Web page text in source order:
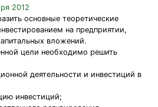
2012
основные теоретические
на предприятии,
вложений.
цели необходимо решить
деятельности и инвестиций в
инвестиций;